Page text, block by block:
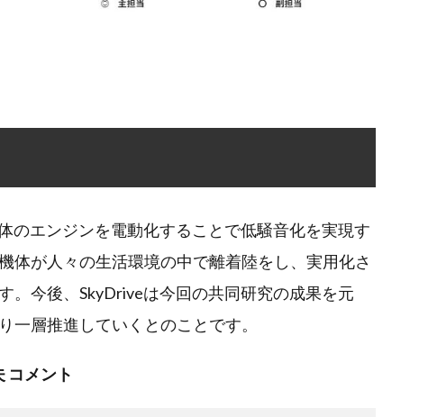
のエンジンを電動化することで低騒音化を実現す
体が人々の生活環境の中で離着陸をし、実用化さ
。今後、SkyDriveは今回の共同研究の成果を元
層推進していくとのことです。
コメント